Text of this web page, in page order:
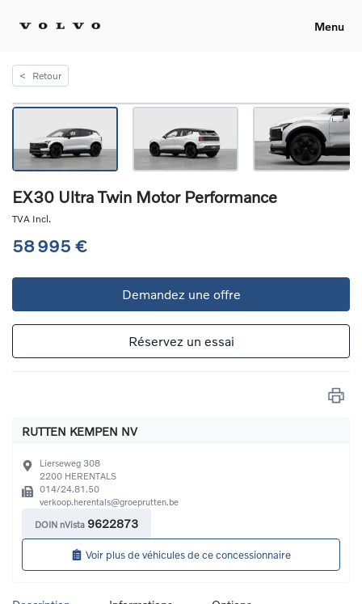
Menu
< Retour
EX30 Ultra Twin Motor Performance
TVA Incl.
58 995 €
Demandez une offre
Réservez un essai
RUTTEN KEMPEN NV
Lierseweg 308
2200 HERENTALS
014/24.81.50
verkoop.herentals@groeprutten.be
DOIN nVista 9622873
Voir plus de véhicules de ce concessionnaire